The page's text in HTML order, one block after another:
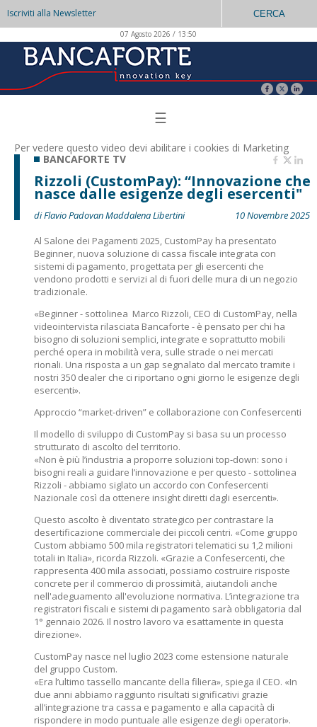
Iscriviti alla Newsletter CERCA
07 Agosto 2026 / 13:50
☰
Per vedere questo video devi abilitare i cookies di Marketing
BANCAFORTE TV
Rizzoli (CustomPay): “Innovazione che
nasce dalle esigenze degli esercenti"
di Flavio Padovan Maddalena Libertini
10 Novembre 2025
Al Salone dei Pagamenti 2025, CustomPay ha presentato
Beginner, nuova soluzione di cassa fiscale integrata con
sistemi di pagamento, progettata per gli esercenti che
vendono prodotti e servizi al di fuori delle mura di un negozio
tradizionale.
«Beginner - sottolinea Marco Rizzoli, CEO di CustomPay, nella
videointervista rilasciata Bancaforte - è pensato per chi ha
bisogno di soluzioni semplici, integrate e soprattutto mobili
perché opera in mobilità vera, sulle strade o nei mercati
rionali. Una risposta a un gap segnalato dal mercato tramite i
nostri 350 dealer che ci riportano ogni giorno le esigenze degli
esercenti».
Approccio “market-driven” e collaborazione con Confesercenti
Il modello di sviluppo di CustomPay si basa su un processo
strutturato di ascolto del territorio.
«Non è più l’industria a proporre soluzioni top-down: sono i
bisogni reali a guidare l’innovazione e per questo - sottolinea
Rizzoli - abbiamo siglato un accordo con Confesercenti
Nazionale così da ottenere insight diretti dagli esercenti».
Questo ascolto è diventato strategico per contrastare la
desertificazione commerciale dei piccoli centri. «Come gruppo
Custom abbiamo 500 mila registratori telematici su 1,2 milioni
totali in Italia», ricorda Rizzoli. «Grazie a Confesercenti, che
rappresenta 400 mila associati, possiamo costruire risposte
concrete per il commercio di prossimità, aiutandoli anche
nell'adeguamento all'evoluzione normativa. L’integrazione tra
registratori fiscali e sistemi di pagamento sarà obbligatoria dal
1° gennaio 2026. Il nostro lavoro va esattamente in questa
direzione».
CustomPay nasce nel luglio 2023 come estensione naturale
del gruppo Custom.
«Era l’ultimo tassello mancante della filiera», spiega il CEO. «In
due anni abbiamo raggiunto risultati significativi grazie
all’integrazione tra cassa e pagamento e alla capacità di
rispondere in modo puntuale alle esigenze degli operatori».